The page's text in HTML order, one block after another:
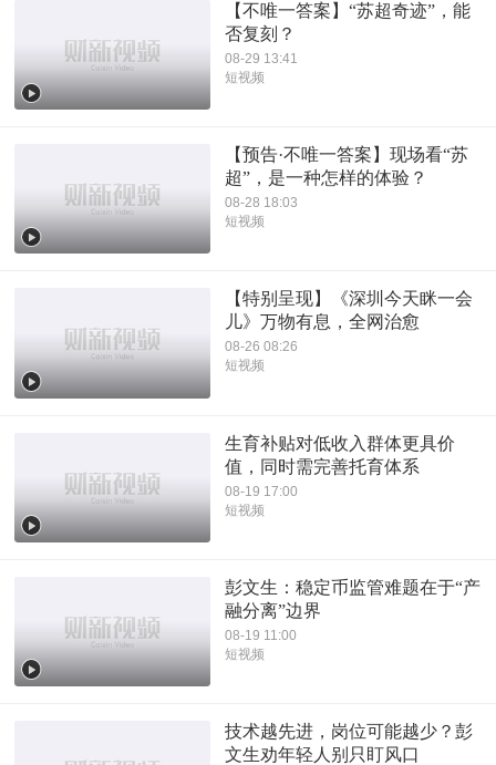
【不唯一答案】“苏超奇迹”，能
否复刻？
08-29 13:41
短视频
【预告·不唯一答案】现场看“苏
超”，是一种怎样的体验？
08-28 18:03
短视频
【特别呈现】《深圳今天眯一会
儿》万物有息，全网治愈
08-26 08:26
短视频
生育补贴对低收入群体更具价
值，同时需完善托育体系
08-19 17:00
短视频
彭文生：稳定币监管难题在于“产
融分离”边界
08-19 11:00
短视频
技术越先进，岗位可能越少？彭
文生劝年轻人别只盯风口